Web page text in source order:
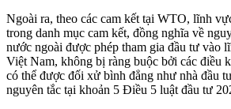
Ngoài ra, theo các cam kết tại WTO, lĩnh
trong danh mục cam kết, đồng nghĩa về
nước ngoài được phép tham gia đầu tư vào
Việt Nam, không bị ràng buộc bởi các điều
có thể được đối xử bình đẳng như nhà đầu
nguyên tắc tại khoản 5 Điều 5 luật đầu tư